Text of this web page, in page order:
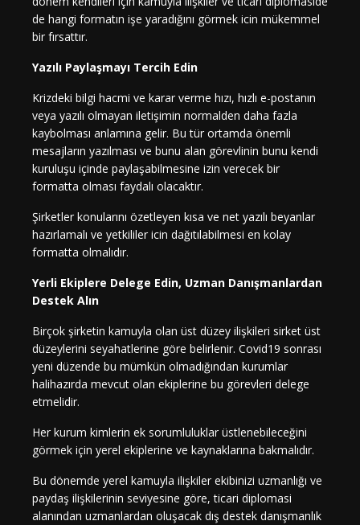
de hangi formatın işe yaradığını görmek icin mükemmel
bir fırsattır.
Yazılı Paylaşmayı Tercih Edin
Krizdeki bilgi hacmi ve karar verme hızı, hızlı e-postanın
veya yazılı olmayan iletişimin normalden daha fazla
kaybolması anlamına gelir. Bu tür ortamda önemli
mesajların yazılması ve bunu alan görevlinin bunu kendi
kuruluşu içinde paylaşabilmesine izin verecek bir
formatta olması faydalı olacaktır.
Şirketler konularını özetleyen kısa ve net yazılı beyanlar
hazırlamalı ve yetkililer icin dağıtılabilmesi en kolay
formatta olmalıdır.
Yerli Ekiplere Delege Edin, Uzman Danışmanlardan
Destek Alın
Birçok şirketin kamuyla olan üst düzey ilişkileri sirket üst
düzeylerini seyahatlerine göre belirlenir. Covid19 sonrası
yeni düzende bu mümkün olmadığından kurumlar
halihazırda mevcut olan ekiplerine bu görevleri delege
etmelidir.
Her kurum kimlerin ek sorumluluklar üstlenebileceğini
görmek için yerel ekiplerine ve kaynaklarına bakmalıdır.
Bu dönemde yerel kamuyla ilişkiler ekibinizi uzmanlığı ve
paydaş ilişkilerinin seviyesine göre, ticari diplomasi
alanından uzmanlardan oluşacak dış destek danışmanlık